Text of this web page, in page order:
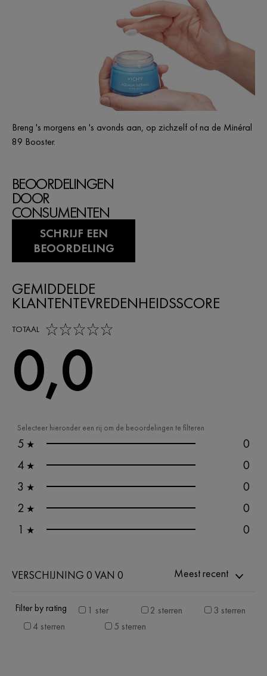
Breng 's morgens en 's avonds aan, op zichzelf of na de Minéral
89 Booster.
BEOORDELINGEN
DOOR
CONSUMENTEN
SCHRIJF EEN
BEOORDELING
Selecteer hieronder een rij om de beoordelingen te filteren
5 ★
0
4 ★
0
3 ★
0
2 ★
0
1 ★ 0
GEMIDDELDE
KLANTENTEVREDENHEIDSSCORE
TOTAAL
0,0 out of 5 stars
0,0
VERSCHIJNING 0 VAN 0 Meest recent
Filter by rating 1 ster 2 sterren
3 sterren
4 sterren
5 sterren